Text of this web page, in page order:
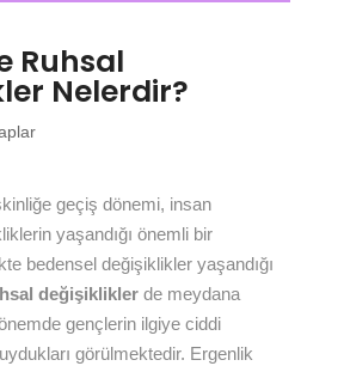
Ruhsal
Nelerdir?
geçiş dönemi, insan
yaşandığı önemli bir
bedensel değişiklikler yaşandığı
değişikliklerde meydana
gençlerin ilgiye ciddi
görülmektedir. Ergenlik